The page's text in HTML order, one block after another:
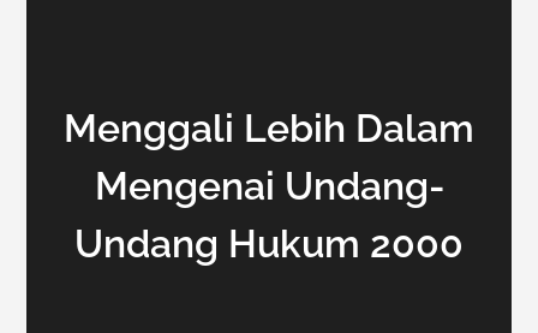
Menggali Lebih Dalam
Mengenai Undang-
Undang Hukum 2000